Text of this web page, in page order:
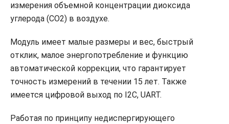
измерения объемной концентрации диоксида
углерода (CO2) в воздухе.
Модуль имеет малые размеры и вес, быстрый
отклик, малое энергопотребление и функцию
автоматической коррекции, что гарантирует
точность измерений в течении 15 лет. Также
имеется цифровой выход по I2C, UART.
Работая по принципу недиспергирующего